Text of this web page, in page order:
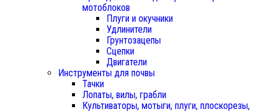
мотоблоков
Плуги и окучники
Удлинители
Грунтозацепы
Сцепки
Двигатели
Инструменты для почвы
Тачки
Лопаты, вилы, грабли
Культиваторы, мотыги, плуги, плоскорезы,